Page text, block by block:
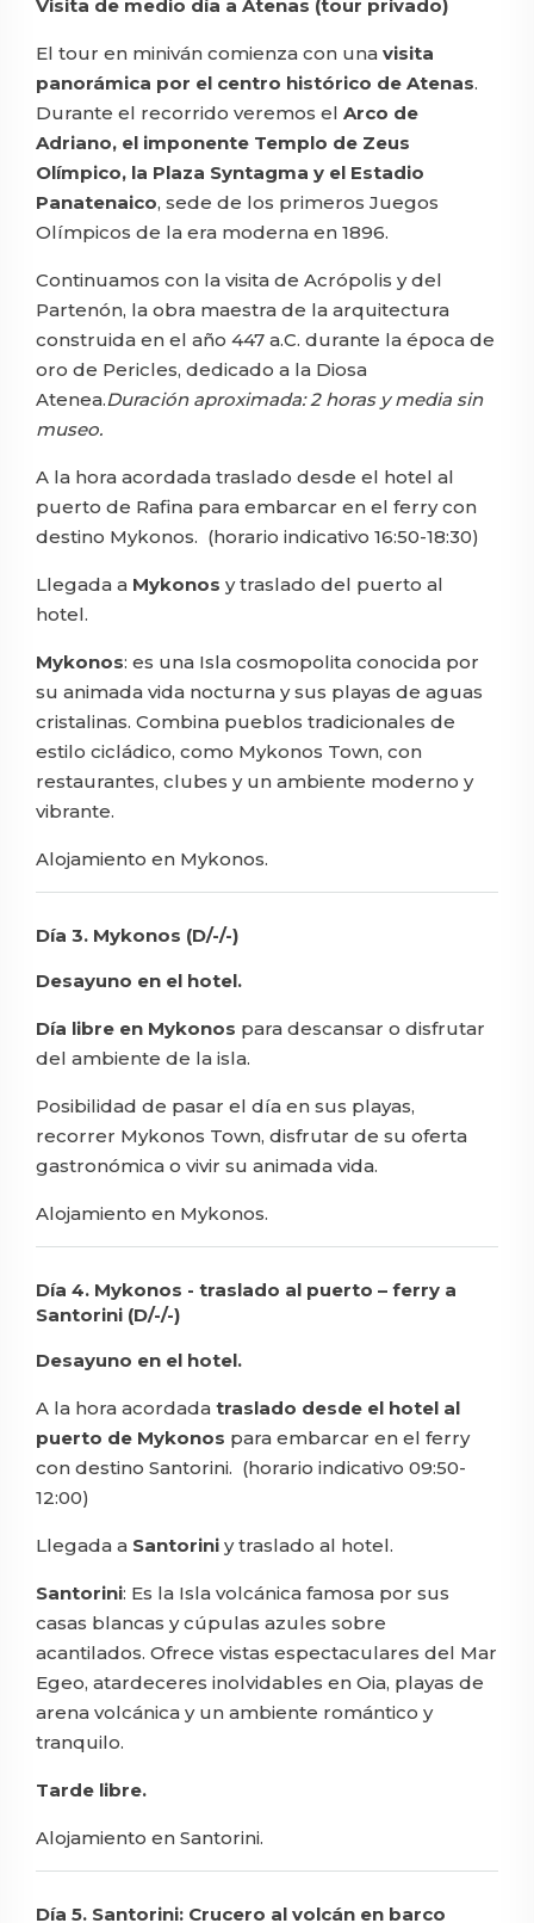
Visita de medio día a Atenas (tour privado)
El tour en miniván comienza con una visita
panorámica por el centro histórico de Atenas.
Durante el recorrido veremos el Arco de
Adriano, el imponente Templo de Zeus
Olímpico, la Plaza Syntagma y el Estadio
Panatenaico, sede de los primeros Juegos
Olímpicos de la era moderna en 1896.
Continuamos con la visita de Acrópolis y del
Partenón, la obra maestra de la arquitectura
construida en el año 447 a.C. durante la época de
oro de Pericles, dedicado a la Diosa
Atenea.Duración aproximada: 2 horas y media sin
museo.
A la hora acordada traslado desde el hotel al
puerto de Rafina para embarcar en el ferry con
destino Mykonos. (horario indicativo 16:50-18:30)
Llegada a Mykonos y traslado del puerto al
hotel.
Mykonos: es una Isla cosmopolita conocida por
su animada vida nocturna y sus playas de aguas
cristalinas. Combina pueblos tradicionales de
estilo cicládico, como Mykonos Town, con
restaurantes, clubes y un ambiente moderno y
vibrante.
Alojamiento en Mykonos.
Día 3. Mykonos (D/-/-)
Desayuno en el hotel.
Día libre en Mykonos para descansar o disfrutar
del ambiente de la isla.
Posibilidad de pasar el día en sus playas,
recorrer Mykonos Town, disfrutar de su oferta
gastronómica o vivir su animada vida.
Alojamiento en Mykonos.
Día 4. Mykonos - traslado al puerto – ferry a
Santorini (D/-/-)
Desayuno en el hotel.
A la hora acordada traslado desde el hotel al
puerto de Mykonos para embarcar en el ferry
con destino Santorini. (horario indicativo 09:50-
12:00)
Llegada a Santorini y traslado al hotel.
Santorini: Es la Isla volcánica famosa por sus
casas blancas y cúpulas azules sobre
acantilados. Ofrece vistas espectaculares del Mar
Egeo, atardeceres inolvidables en Oia, playas de
arena volcánica y un ambiente romántico y
tranquilo.
Tarde libre.
Alojamiento en Santorini.
Día 5. Santorini: Crucero al volcán en barco